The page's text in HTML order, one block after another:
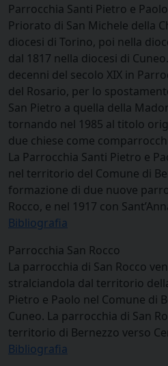
Parrocchia Santi Pietro e Paolo
Priorato di San Michele della
diocesi di Torino, poi nella
dal 1817 nella diocesi di
decenni del secolo XIX in
del Rosario, per lo
San Pietro a quella della
tornando nel 1985 al titolo
due chiese come
La Parrocchia Santi Pietro e
nel territorio del Comune di
formazione di due nuove
Rocco, e nel 1917 con
Bibliografia
Parrocchia San Rocco
La parrocchia di San Rocco
stralciandola dal territorio
Pietro e Paolo nel Comune di
Cuneo. La parrocchia di San
territorio di Bernezzo verso
Bibliografia